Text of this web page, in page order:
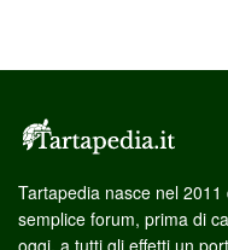
Tartapedia nasce nel 2011
semplice forum, prima di
oggi, a tutti gli effetti un